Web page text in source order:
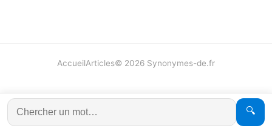
🔍
AccueilArticles© 2026 Synonymes-de.fr